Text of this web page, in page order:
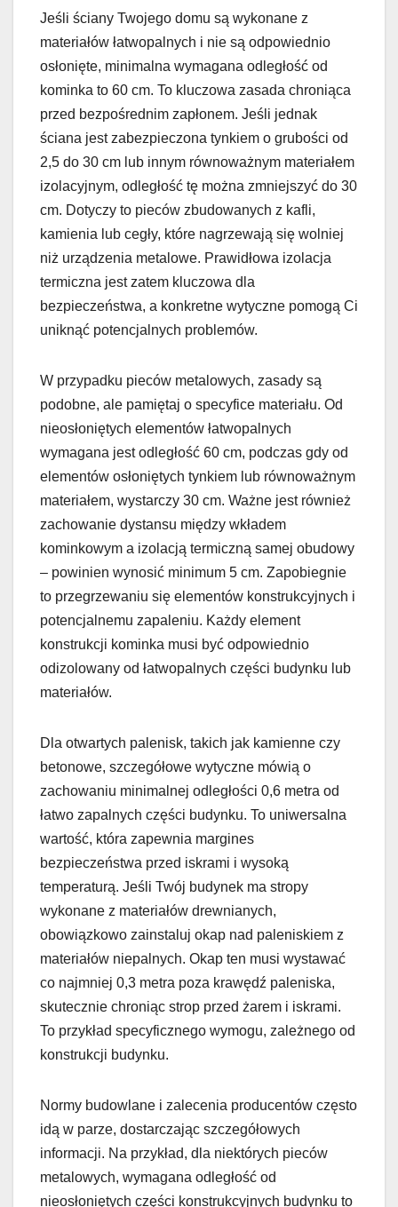
Jeśli ściany Twojego domu są wykonane z
materiałów łatwopalnych i nie są odpowiednio
osłonięte, minimalna wymagana odległość od
kominka to 60 cm. To kluczowa zasada chroniąca
przed bezpośrednim zapłonem. Jeśli jednak
ściana jest zabezpieczona tynkiem o grubości od
2,5 do 30 cm lub innym równoważnym materiałem
izolacyjnym, odległość tę można zmniejszyć do 30
cm. Dotyczy to pieców zbudowanych z kafli,
kamienia lub cegły, które nagrzewają się wolniej
niż urządzenia metalowe. Prawidłowa izolacja
termiczna jest zatem kluczowa dla
bezpieczeństwa, a konkretne wytyczne pomogą Ci
uniknąć potencjalnych problemów.
W przypadku pieców metalowych, zasady są
podobne, ale pamiętaj o specyfice materiału. Od
nieosłoniętych elementów łatwopalnych
wymagana jest odległość 60 cm, podczas gdy od
elementów osłoniętych tynkiem lub równoważnym
materiałem, wystarczy 30 cm. Ważne jest również
zachowanie dystansu między wkładem
kominkowym a izolacją termiczną samej obudowy
– powinien wynosić minimum 5 cm. Zapobiegnie
to przegrzewaniu się elementów konstrukcyjnych i
potencjalnemu zapaleniu. Każdy element
konstrukcji kominka musi być odpowiednio
odizolowany od łatwopalnych części budynku lub
materiałów.
Dla otwartych palenisk, takich jak kamienne czy
betonowe, szczegółowe wytyczne mówią o
zachowaniu minimalnej odległości 0,6 metra od
łatwo zapalnych części budynku. To uniwersalna
wartość, która zapewnia margines
bezpieczeństwa przed iskrami i wysoką
temperaturą. Jeśli Twój budynek ma stropy
wykonane z materiałów drewnianych,
obowiązkowo zainstaluj okap nad paleniskiem z
materiałów niepalnych. Okap ten musi wystawać
co najmniej 0,3 metra poza krawędź paleniska,
skutecznie chroniąc strop przed żarem i iskrami.
To przykład specyficznego wymogu, zależnego od
konstrukcji budynku.
Normy budowlane i zalecenia producentów często
idą w parze, dostarczając szczegółowych
informacji. Na przykład, dla niektórych pieców
metalowych, wymagana odległość od
nieosłoniętych części konstrukcyjnych budynku to